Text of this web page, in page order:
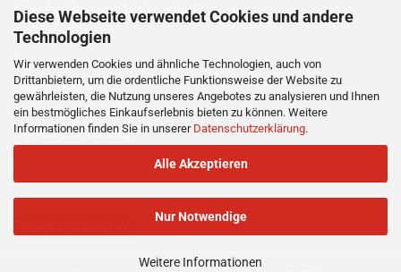
Diese Webseite verwendet Cookies und andere
Technologien
Wir verwenden Cookies und ähnliche Technologien, auch von
Drittanbietern, um die ordentliche Funktionsweise der Website zu
gewährleisten, die Nutzung unseres Angebotes zu analysieren und Ihnen
ein bestmögliches Einkaufserlebnis bieten zu können. Weitere
Informationen finden Sie in unserer Datenschutzerklärung.
Alle Akzeptieren
Nur Notwendige
Weitere Informationen
Privatsphäre und Datenschutz
AGB
Impressum
Widerrufsrecht
Zahlungsmöglichkeiten
Cookie Einstellungen